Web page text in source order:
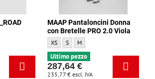
GLOVE Nero - Dimensione:
GLOVE Nero - Dimensione:
MAAP Pantaloncini Donna
con Bretelle PRO 2.0 Viola
MAAP Pantaloncini Donna con Bretelle
XS MAAP Pantaloncini Donna con
S MAAP Pantaloncini Donna
M
Ultimo pezzo
287,64 €
235,77 € escl. IVA